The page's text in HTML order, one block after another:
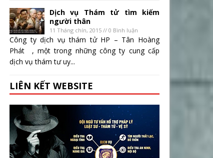
Dịch vụ Thám tử tìm kiếm
người thân
11 Tháng chín, 2015 // 0 Bình luận
Công ty dịch vụ thám tử HP – Tân Hoàng
Phát , một trong những công ty cung cấp
dịch vụ thám tư uy...
LIÊN KẾT WEBSITE